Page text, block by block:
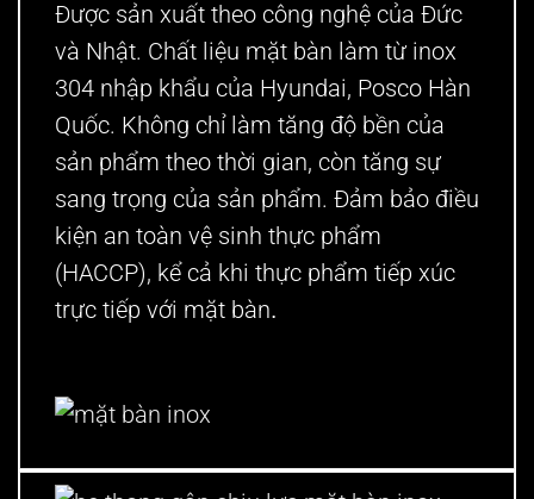
Được sản xuất theo công nghệ của Đức
và Nhật. Chất liệu mặt bàn làm từ inox
304 nhập khẩu của Hyundai, Posco Hàn
Quốc. Không chỉ làm tăng độ bền của
sản phẩm theo thời gian, còn tăng sự
sang trọng của sản phẩm. Đảm bảo điều
kiện an toàn vệ sinh thực phẩm
(HACCP), kể cả khi thực phẩm tiếp xúc
trực tiếp với mặt bàn.